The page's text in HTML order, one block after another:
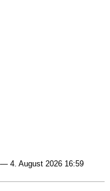
4. August 2026 16:59